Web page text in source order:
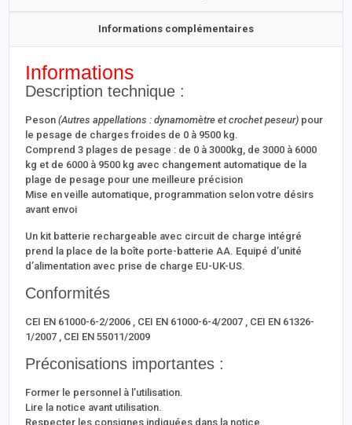
Informations complémentaires
Informations
Description technique :
Peson(Autres appellations : dynamomètre et crochet peseur) pour
le pesage de charges froides de 0 à 9500 kg.
Comprend 3 plages de pesage : de 0 à 3000kg, de 3000 à 6000
kg et de 6000 à 9500 kg avec changement automatique de la
plage de pesage pour une meilleure précision
Mise en veille automatique, programmation selon votre désirs
avant envoi
Un kit batterie rechargeable avec circuit de charge intégré
prend la place de la boîte porte-batterie AA. Equipé d’unité
d’alimentation avec prise de charge EU-UK-US.
Conformités
CEI EN 61000-6-2/2006 , CEI EN 61000-6-4/2007 , CEI EN 61326-
1/2007 , CEI EN 55011/2009
Préconisations importantes :
Former le personnel à l’utilisation.
Lire la notice avant utilisation.
Respecter les consignes indiquées dans la notice.